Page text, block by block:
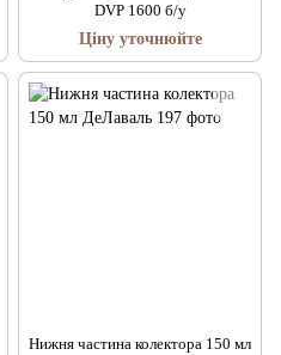
DVP 1600 б/у
Ціну уточнюйте
Нижня частина колектора 150 мл